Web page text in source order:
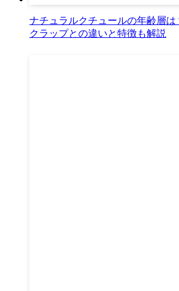
ナチュラルクチュールの年齢層は
クラップとの違いと特徴も解説